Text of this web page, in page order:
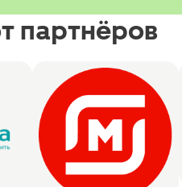
партнёров